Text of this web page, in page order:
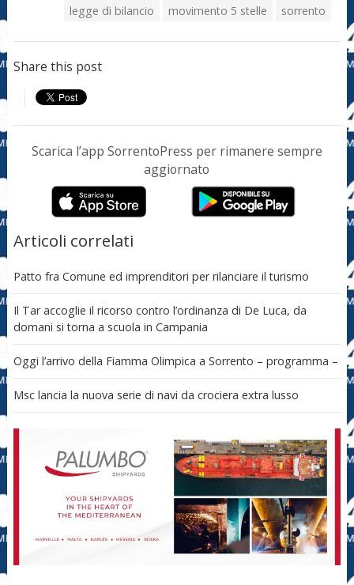
legge di bilancio
movimento 5 stelle sorrento
Share this post
Scarica l’app SorrentoPress per rimanere sempre
aggiornato
Articoli correlati
Patto fra Comune ed imprenditori per rilanciare il turismo
Il Tar accoglie il ricorso contro l’ordinanza di De Luca, da
domani si torna a scuola in Campania
Oggi l’arrivo della Fiamma Olimpica a Sorrento – programma –
Msc lancia la nuova serie di navi da crociera extra lusso